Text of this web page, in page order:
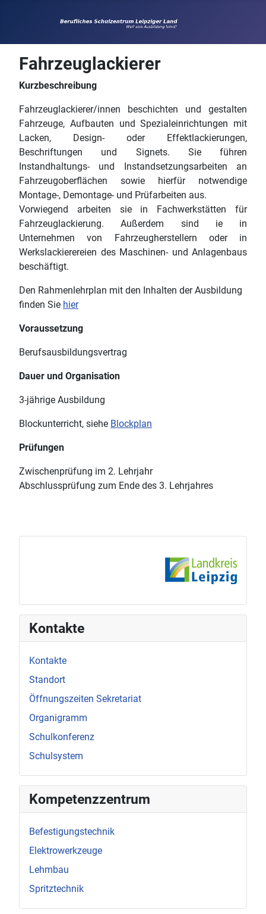
Fahrzeuglackierer
Kurzbeschreibung
Fahrzeuglackierer/innen beschichten und gestalten
Fahrzeuge, Aufbauten und Spezialeinrichtungen mit
Lacken, Design- oder Effektlackierungen,
Beschriftungen und Signets. Sie führen
Instandhaltungs- und Instandsetzungsarbeiten an
Fahrzeugoberflächen sowie hierfür notwendige
Montage-, Demontage- und Prüfarbeiten aus.
Vorwiegend arbeiten sie in Fachwerkstätten für
Fahrzeuglackierung. Außerdem sind ie in
Unternehmen von Fahrzeugherstellern oder in
Werkslackierereien des Maschinen- und Anlagenbaus
beschäftigt.
Den Rahmenlehrplan mit den Inhalten der Ausbildung
finden Sie hier
Voraussetzung
Berufsausbildungsvertrag
Dauer und Organisation
3-jährige Ausbildung
Blockunterricht, siehe Blockplan
Prüfungen
Zwischenprüfung im 2. Lehrjahr
Abschlussprüfung zum Ende des 3. Lehrjahres
Kontakte
Kontakte
Standort
Öffnungszeiten Sekretariat
Organigramm
Schulkonferenz
Schulsystem
Kompetenzzentrum
Befestigungstechnik
Elektrowerkzeuge
Lehmbau
Spritztechnik